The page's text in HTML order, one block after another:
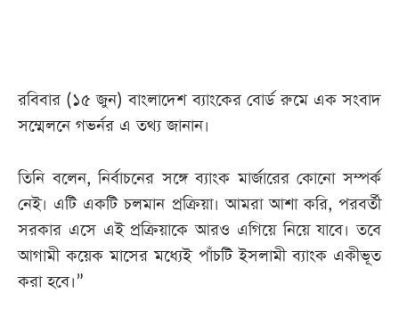
রবিবার (১৫ জুন) বাংলাদেশ ব্যাংকের বোর্ড রুমে এক সংবাদ
সম্মেলনে গভর্নর এ তথ্য জানান।
তিনি বলেন, নির্বাচনের সঙ্গে ব্যাংক মার্জারের কোনো সম্পর্ক
নেই। এটি একটি চলমান প্রক্রিয়া। আমরা আশা করি, পরবর্তী
সরকার এসে এই প্রক্রিয়াকে আরও এগিয়ে নিয়ে যাবে। তবে
আগামী কয়েক মাসের মধ্যেই পাঁচটি ইসলামী ব্যাংক একীভূত
করা হবে।”